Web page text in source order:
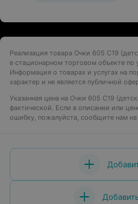
Реализация товара Очки 605 C19
в стационарном торговом объекте по
Информация о товарах и услугах на
характер и не является публичной
Указанная цена на Очки 605 C19
фактической. Если в описании или
ошибку, пожалуйста, сообщите нам на